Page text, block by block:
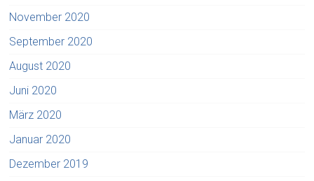
November 2020
September 2020
August 2020
Juni 2020
März 2020
Januar 2020
Dezember 2019